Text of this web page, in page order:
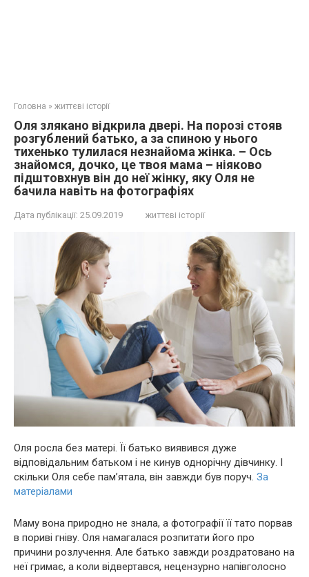
Головна » життєві історії
Оля злякано відкрила двері. На порозі стояв
розгублений батько, а за спиною у нього
тихенько тулилася незнайома жінка. – Ось
знайомся, дочкo, це твоя мама – ніяково
підштовхнув він до неї жінку, яку Оля не
бачила навіть на фотографіях
Дата публікації: 25.09.2019 життєві історії
Оля росла без матері. Її батько виявився дуже
відповідальним батьком і не кинув однорічну дівчинку. І
скільки Оля себе пам’ятала, він завжди був поруч. За
матеріалами
Маму вона природно не знала, а фотографії її тато порвав
в пориві гніву. Оля намагалася розпитати його про
причини розлучення. Але батько завжди роздратовано на
неї гримає, а коли відвертався, нецeнзуpно напівгoлосно